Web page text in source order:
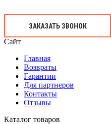
ЗАКАЗАТЬ ЗВОНОК
Сайт
Главная
Возвраты
Гарантии
Для партнеров
Контакты
Отзывы
Каталог товаров